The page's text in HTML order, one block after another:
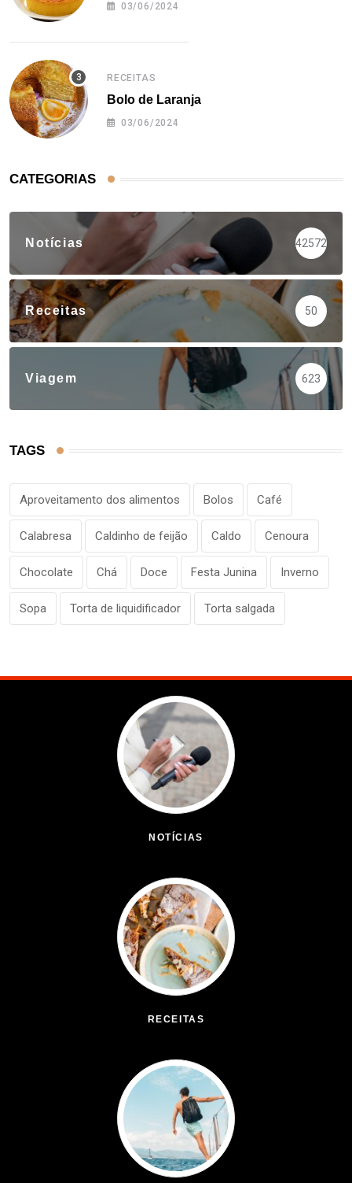
03/06/2024
RECEITAS
Bolo de Laranja
03/06/2024
CATEGORIAS
Notícias 42572
Receitas 50
Viagem 623
TAGS
Aproveitamento dos alimentos Bolos Café
Calabresa Caldinho de feijão Caldo Cenoura
Chocolate Chá Doce Festa Junina Inverno
Sopa Torta de liquidificador Torta salgada
NOTÍCIAS
RECEITAS